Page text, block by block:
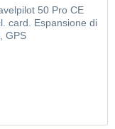
50 Pro CE
card. Espansione di
GPS